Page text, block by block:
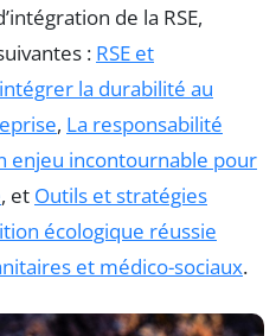
de la RSE,
: RSE et
la durabilité au
, La responsabilité
enjeu incontournable pour
, et Outils et stratégies
écologique réussie
et médico-sociaux.